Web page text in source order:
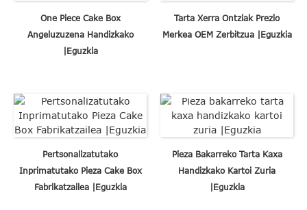
One Piece Cake Box
Angeluzuzena Handizkako
|Eguzkia
Tarta Xerra Ontziak Prezio
Merkea OEM Zerbitzua |Eguzkia
Pertsonalizatutako
Inprimatutako Pieza Cake Box
Fabrikatzailea |Eguzkia
Pieza Bakarreko Tarta Kaxa
Handizkako Kartoi Zuria
|Eguzkia